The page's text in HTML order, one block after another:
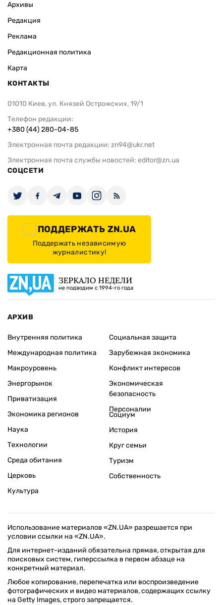
Архивы
Редакция
Реклама
Редакционная политика
Карта
КОНТАКТЫ
01010 Киев, ул. Князей Острожских, 19/1
Телефон редакции:
+380 (44) 280-04-85
Электронная почта редакции: zn94@ukr.net
Электронная почта службы новостей: editor@zn.ua
СОЦСЕТИ
ПОДДЕРЖАТЬ ZN.UA
Поддержать независимую
журналистику!
ЗЕРКАЛО НЕДЕЛИ
не подводим с 1994-го года
АРХИВ
Внутренняя политика
Международная политика
Макроуровень
Энергорынок
Приватизация
Экономика регионов
Социальная защита
Зарубежная экономика
Конфликт интересов
Экономическая
безопасность
Персоналии
Наука
Технологии
Среда обитания
Церковь
Культура
Социум
История
Круг семьи
Туризм
Собственность
Использование материалов «ZN.UA» разрешается при
условии ссылки на «ZN.UA».
Для интернет-изданий обязательна прямая, открытая для
поисковых систем, гиперссылка в первом абзаце на
конкретный материал.
Любое копирование, перепечатка или воспроизведение
фотографических и видео материалов, содержащих ссылку
на Getty Images, строго запрещается.